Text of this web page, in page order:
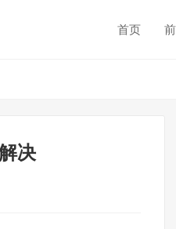
首页
决